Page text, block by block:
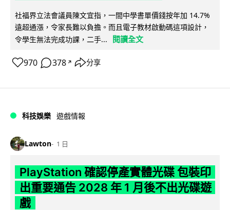
社福界立法會議員陳文宜指，一間中學書單價錢按年加 14.7%
遠超通漲，令家長難以負擔。而且電子教材啟動碼這項設計，
令學生無法完成功課，二手...
閱讀全文
970 378 ↗ 分享
科技娛樂 遊戲情報
Lawton 1 日
PlayStation 確認停產實體光碟 包裝印
出重要通告 2028 年 1 月後不出光碟遊
戲